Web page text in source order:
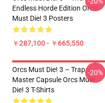
Endless Horde Edition Orcs
Must Die! 3 Posters
￥287,100 - ￥665,550
Orcs Must Die! 3 – Trap
Master Capsule Orcs Must
Die! 3 T-Shirts
-20%